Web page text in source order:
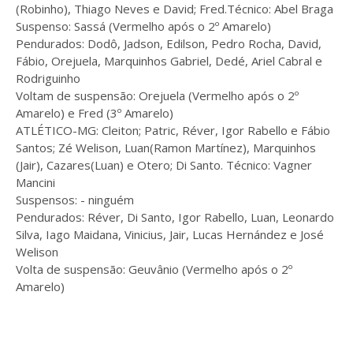
(Robinho), Thiago Neves e David; Fred.Técnico: Abel Braga
Suspenso: Sassá (Vermelho após o 2º Amarelo)
Pendurados: Dodô, Jadson, Edilson, Pedro Rocha, David,
Fábio, Orejuela, Marquinhos Gabriel, Dedé, Ariel Cabral e
Rodriguinho
Voltam de suspensão: Orejuela (Vermelho após o 2º
Amarelo) e Fred (3º Amarelo)
ATLÉTICO-MG: Cleiton; Patric, Réver, Igor Rabello e Fábio
Santos; Zé Welison, Luan(Ramon Martínez), Marquinhos
(Jair), Cazares(Luan) e Otero; Di Santo. Técnico: Vagner
Mancini
Suspensos: - ninguém
Pendurados: Réver, Di Santo, Igor Rabello, Luan, Leonardo
Silva, Iago Maidana, Vinicius, Jair, Lucas Hernández e José
Welison
Volta de suspensão: Geuvânio (Vermelho após o 2º
Amarelo)